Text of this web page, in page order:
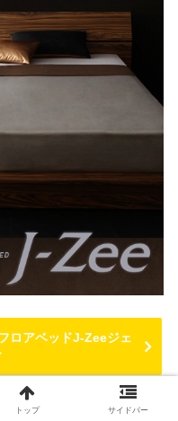
ロアベッドJ-Zeeジェ
トップ サイドバー